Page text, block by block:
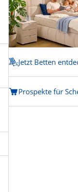
Jetzt Betten
Prospekte für